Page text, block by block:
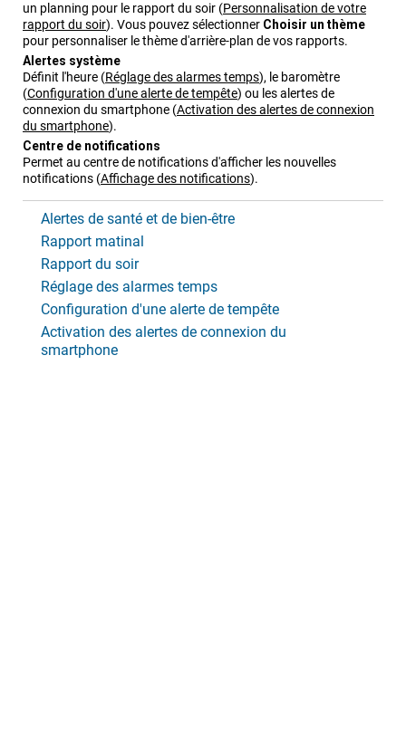
un planning pour le rapport du soir (Personnalisation de votre
rapport du soir). Vous pouvez sélectionner Choisir un thème
pour personnaliser le thème d'arrière-plan de vos rapports.
Alertes système
Définit l'heure (Réglage des alarmes temps), le baromètre
(Configuration d'une alerte de tempête) ou les alertes de
connexion du smartphone (Activation des alertes de connexion
du smartphone).
Centre de notifications
Permet au centre de notifications d'afficher les nouvelles
notifications (Affichage des notifications).
Alertes de santé et de bien-être
Rapport matinal
Rapport du soir
Réglage des alarmes temps
Configuration d'une alerte de tempête
Activation des alertes de connexion du
smartphone